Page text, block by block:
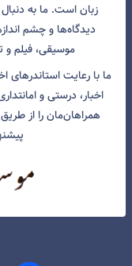
زبان است. ما به
دیدگاه‌ها و چشم
موسیقی، فیلم
ما با رعایت استاندرهای
اخبار، درستی و
همراهان‌مان را از